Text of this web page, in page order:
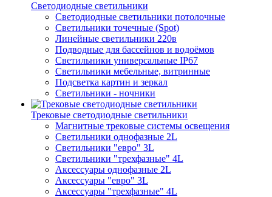
Светодиодные светильники
Светодиодные светильники потолочные
Светильники точечные (Spot)
Линейные светильники 220в
Подводные для бассейнов и водоёмов
Светильники универсальные IP67
Светильники мебельные, витринные
Подсветка картин и зеркал
Светильники - ночники
Трековые светодиодные светильники
Магнитные трековые системы освещения
Светильники однофазные 2L
Светильники "евро" 3L
Светильники "трехфазные" 4L
Аксессуары однофазные 2L
Аксессуары "евро" 3L
Аксессуары "трехфазные" 4L